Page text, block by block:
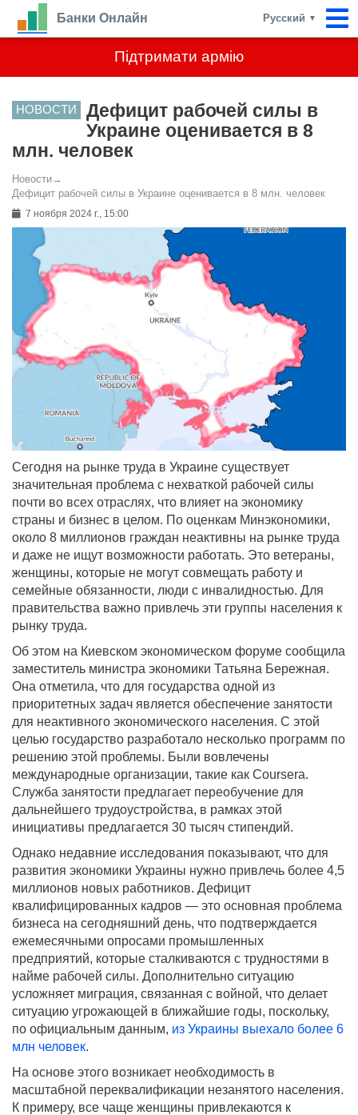
Підтримати армію
Банки Онлайн Русский ▼
НОВОСТИ
Дефицит рабочей силы в
Украине оценивается в 8
млн. человек
Новости→
Дефицит рабочей силы в Украине оценивается в 8 млн. человек
7 ноября 2024 г., 15:00
Сегодня на рынке труда в Украине существует
значительная проблема с нехваткой рабочей силы
почти во всех отраслях, что влияет на экономику
страны и бизнес в целом. По оценкам Минэкономики,
около 8 миллионов граждан неактивны на рынке труда
и даже не ищут возможности работать. Это ветераны,
женщины, которые не могут совмещать работу и
семейные обязанности, люди с инвалидностью. Для
правительства важно привлечь эти группы населения к
рынку труда.
Об этом на Киевском экономическом форуме сообщила
заместитель министра экономики Татьяна Бережная.
Она отметила, что для государства одной из
приоритетных задач является обеспечение занятости
для неактивного экономического населения. С этой
целью государство разработало несколько программ по
решению этой проблемы. Были вовлечены
международные организации, такие как Coursera.
Служба занятости предлагает переобучение для
дальнейшего трудоустройства, в рамках этой
инициативы предлагается 30 тысяч стипендий.
Однако недавние исследования показывают, что для
развития экономики Украины нужно привлечь более 4,5
миллионов новых работников. Дефицит
квалифицированных кадров — это основная проблема
бизнеса на сегодняшний день, что подтверждается
ежемесячными опросами промышленных
предприятий, которые сталкиваются с трудностями в
найме рабочей силы. Дополнительно ситуацию
усложняет миграция, связанная с войной, что делает
ситуацию угрожающей в ближайшие годы, поскольку,
по официальным данным, из Украины выехало более 6
млн человек.
На основе этого возникает необходимость в
масштабной переквалификации незанятого населения.
К примеру, все чаще женщины привлекаются к